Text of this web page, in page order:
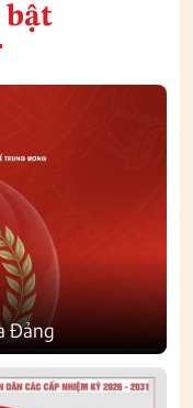
bật
Đảng